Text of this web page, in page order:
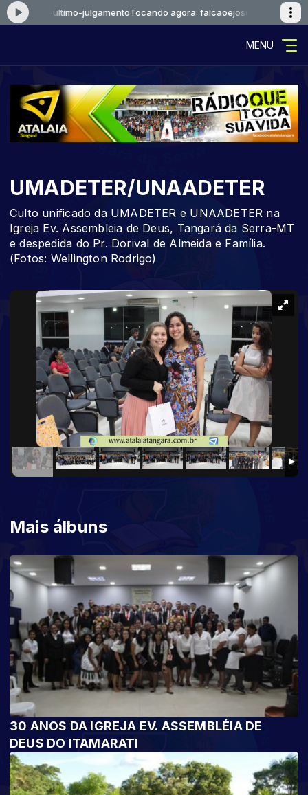
ultimo-julgamentoTocando agora: falcaoejosue-ultimo-
MENU
UMADETER/UNAADETER
Culto unificado da UMADETER e UNAADETER na
Igreja Ev. Assembleia de Deus, Tangará da Serra-MT
e despedida do Pr. Dorival de Almeida e Família.
(Fotos: Wellington Rodrigo)
Mais álbuns
30 ANOS DA IGREJA EV. ASSEMBLÉIA DE
DEUS DO ITAMARATI